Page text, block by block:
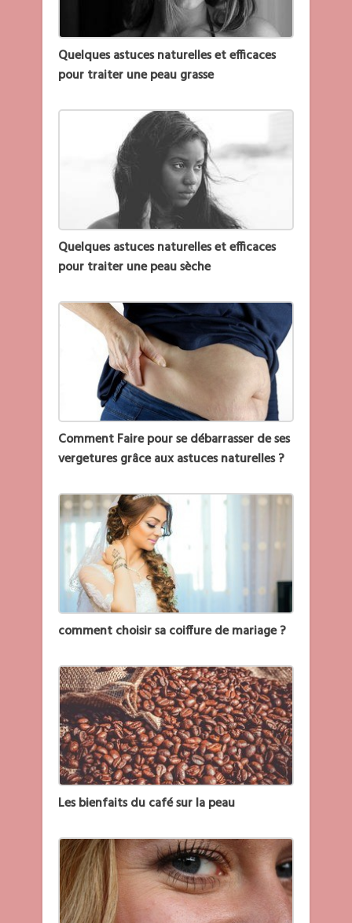
Quelques astuces naturelles et efficaces
pour traiter une peau grasse
Quelques astuces naturelles et efficaces
pour traiter une peau sèche
Comment Faire pour se débarrasser de ses
vergetures grâce aux astuces naturelles ?
comment choisir sa coiffure de mariage ?
Les bienfaits du café sur la peau